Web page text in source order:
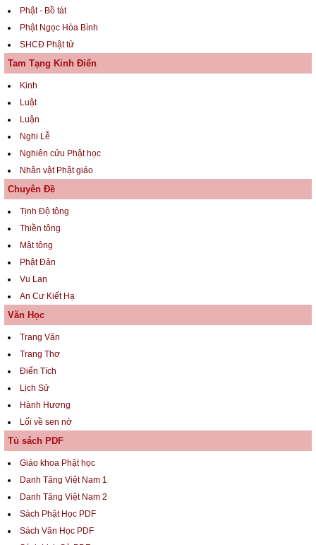
Phật - Bồ tát
Phật Ngọc Hòa Bình
SHCĐ Phật tử
Tam Tạng Kinh Điển
Kinh
Luật
Luận
Nghi Lễ
Nghiên cứu Phật học
Nhân vật Phật giáo
Chuyên Đề
Tịnh Độ tông
Thiền tông
Mật tông
Phật Đản
Vu Lan
An Cư Kiết Hạ
Văn Học
Trang Văn
Trang Thơ
Điển Tích
Lịch Sử
Hành Hương
Lối về sen nở
Tủ sách PDF
Giáo khoa Phật học
Danh Tăng Việt Nam 1
Danh Tăng Việt Nam 2
Sách Phật Học PDF
Sách Văn Học PDF